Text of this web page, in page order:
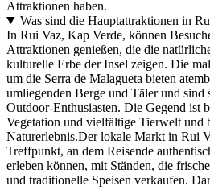
Attraktionen haben.
Was sind die Hauptattraktionen in
In Rui Vaz, Kap Verde, können
Attraktionen genießen, die die
kulturelle Erbe der Insel zeigen. Die
um die Serra de Malagueta bieten
umliegenden Berge und Täler und
Outdoor-Enthusiasten. Die Gegend ist
Vegetation und vielfältige Tierwelt und
Naturerlebnis.Der lokale Markt in Rui
Treffpunkt, an dem Reisende
erleben können, mit Ständen, die
und traditionelle Speisen verkaufen.